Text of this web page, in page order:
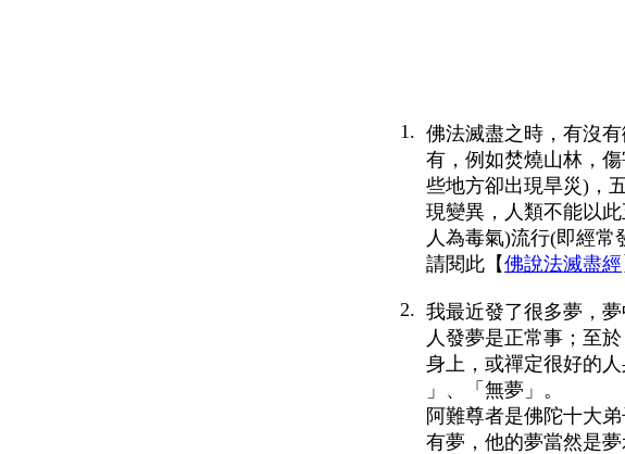
1. 佛法滅盡之時，有沒有
有，例如焚燒山林，
些地方卻出現旱災) ，
現變異，人類不能以
人為毒氣)流行(即經常
請閱此【佛說法滅盡經
2. 我最近發了很多夢，
人發夢是正常事；至
身上，或禪定很好的
」、「無夢」。
阿難尊者是佛陀十大
有夢，他的夢當然是夢